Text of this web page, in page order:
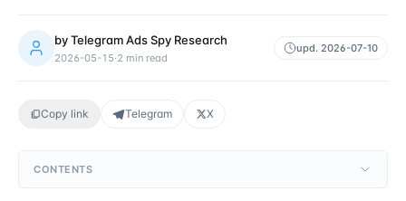
byTelegram Ads Spy Research
2026-05-15·2 min read
upd. 2026-07-10
Copy link Telegram X
CONTENTS